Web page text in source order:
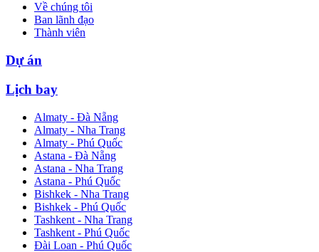
Về chúng tôi
Ban lãnh đạo
Thành viên
Dự án
Lịch bay
Almaty - Đà Nẵng
Almaty - Nha Trang
Almaty - Phú Quốc
Astana - Đà Nẵng
Astana - Nha Trang
Astana - Phú Quốc
Bishkek - Nha Trang
Bishkek - Phú Quốc
Tashkent - Nha Trang
Tashkent - Phú Quốc
Đài Loan - Phú Quốc